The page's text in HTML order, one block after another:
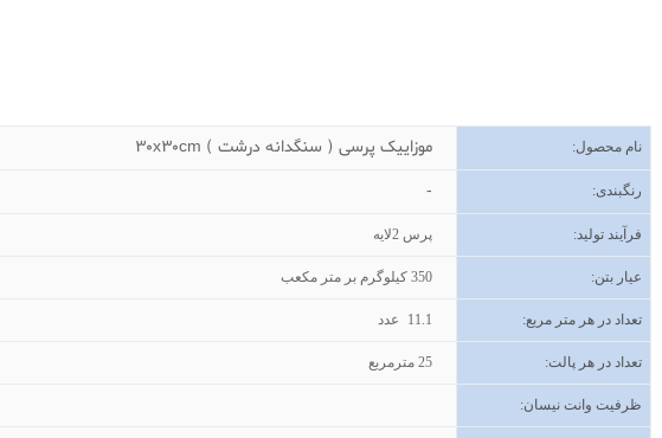
نام محصول: موزاییک پرسی ( سنگدانه درشت ) 30x30cm
رنگبندی:
-
فرآیند تولید: پرس 2لایه
عیار بتن:
350 کیلوگرم بر متر مکعب
تعداد در هر متر مربع: 11.1 عدد
تعداد در هر پالت: 25 مترمربع
ظرفیت وانت نیسان: